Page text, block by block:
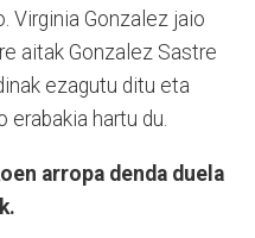
Virginia Gonzalez jaio
aitak Gonzalez Sastre
ezagutu ditu eta
erabakia hartu du.
arropa denda duela